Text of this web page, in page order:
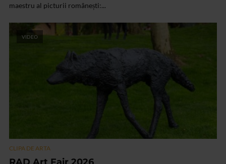
maestru al picturii românești:...
VIDEO
CLIPA DE ARTA